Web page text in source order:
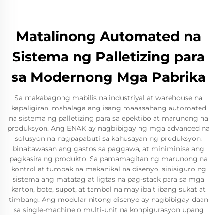
Matalinong Automated na
Sistema ng Palletizing para
sa Modernong Mga Pabrika
Sa makabagong mabilis na industriyal at warehouse na
kapaligiran, mahalaga ang isang maaasahang automated
na sistema ng palletizing para sa epektibo at marunong na
produksyon. Ang ENAK ay nagbibigay ng mga advanced na
solusyon na nagpapabuti sa kahusayan ng produksyon,
binabawasan ang gastos sa paggawa, at miniminise ang
pagkasira ng produkto. Sa pamamagitan ng marunong na
kontrol at tumpak na mekanikal na disenyo, sinisiguro ng
sistema ang matatag at ligtas na pag-stack para sa mga
karton, bote, supot, at tambol na may iba't ibang sukat at
timbang. Ang modular nitong disenyo ay nagbibigay-daan
sa single-machine o multi-unit na konpigurasyon upang